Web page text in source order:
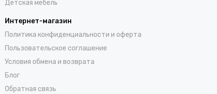
Детская мебель
Интернет-магазин
Политика конфиденциальности и оферта
Пользовательское соглашение
Условия обмена и возврата
Блог
Обратная связь